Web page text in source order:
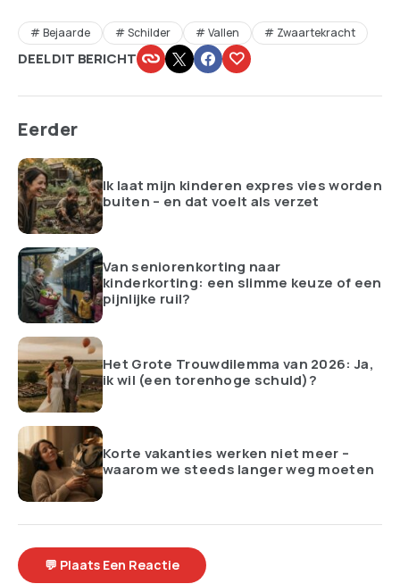
Bejaarde Schilder Vallen Zwaartekracht
DEEL DIT BERICHT
Eerder
Ik laat mijn kinderen expres vies worden
buiten – en dat voelt als verzet
Van seniorenkorting naar
kinderkorting: een slimme keuze of een
pijnlijke ruil?
Het Grote Trouwdilemma van 2026: Ja,
ik wil (een torenhoge schuld)?
Korte vakanties werken niet meer –
waarom we steeds langer weg moeten
💬 Plaats Een Reactie